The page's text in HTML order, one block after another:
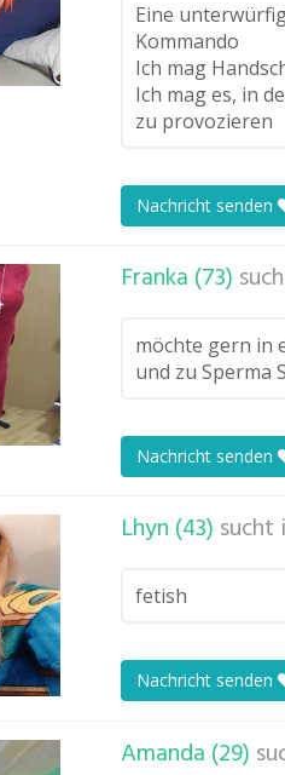
Eine
Kommando
Ich mag
Ich mag es, in
zu provozieren
Nachricht senden
Franka (73)
möchte gern in
und zu Sperma
Nachricht senden
Lhyn (43) sucht
fetish
Nachricht senden
Amanda (29)